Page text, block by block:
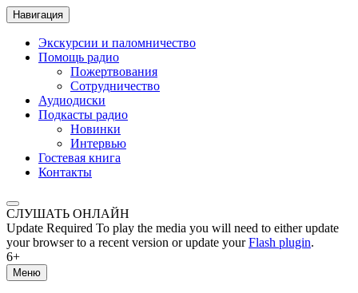
Навигация
Экскурсии и паломничество
Помощь радио
Пожертвования
Сотрудничество
Аудиодиски
Подкасты радио
Новинки
Интервью
Гостевая книга
Контакты
СЛУШАТЬ ОНЛАЙН
Update Required To play the media you will need to either update
your browser to a recent version or update yourFlash plugin.
6+
Меню